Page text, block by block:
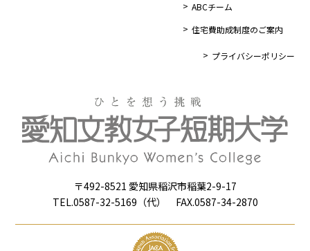
ABCチーム
住宅費助成制度のご案内
プライバシーポリシー
〒492-8521 愛知県稲沢市稲葉2-9-17
TEL.0587-32-5169（代） FAX.0587-34-2870